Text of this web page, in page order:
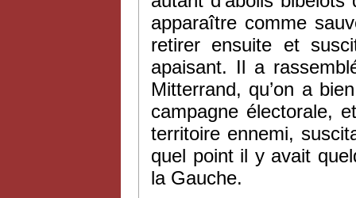
apparaître comme
retirer ensuite et
apaisant. Il a
Mitterrand, qu’on a
campagne électorale,
territoire ennemi,
quel point il y avait
la Gauche.